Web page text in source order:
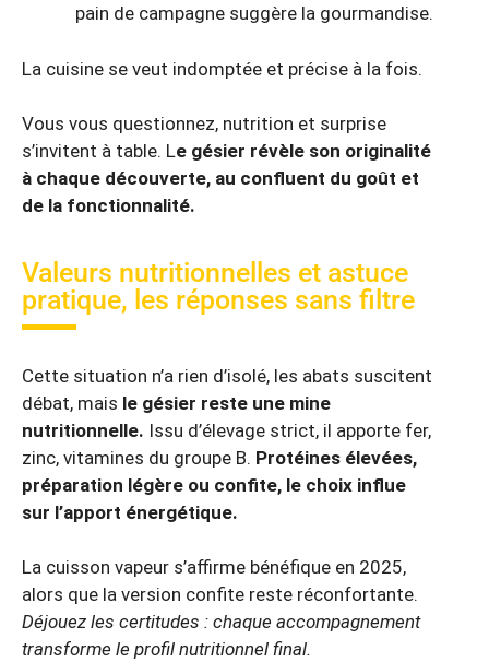
pain de campagne suggère la gourmandise.
La cuisine se veut indomptée et précise à la fois.
Vous vous questionnez, nutrition et surprise
s’invitent à table. Le gésier révèle son originalité
à chaque découverte, au confluent du goût et
de la fonctionnalité.
Valeurs nutritionnelles et astuce
pratique, les réponses sans filtre
Cette situation n’a rien d’isolé, les abats suscitent
débat, mais le gésier reste une mine
nutritionnelle. Issu d’élevage strict, il apporte fer,
zinc, vitamines du groupe B. Protéines élevées,
préparation légère ou confite, le choix influe
sur l’apport énergétique.
La cuisson vapeur s’affirme bénéfique en 2025,
alors que la version confite reste réconfortante.
Déjouez les certitudes : chaque accompagnement
transforme le profil nutritionnel final.